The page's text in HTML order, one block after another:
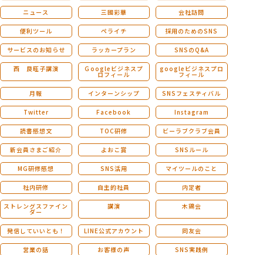
ニュース 三國彩華 会社訪問
便利ツール ペライチ 採用のためのSNS
サービスのお知らせ ラッカープラン SNSのQ&A
西 良旺子講演 Ｇoogleビジネスプ
ロフィール
googleビジネスプロ
フィール
月報 インターンシップ SNSフェスティバル
Twitter Facebook Instagram
読書感想文 TOC研修 ビーラブクラブ会員
新会員さまご紹介 よおこ賞 SNSルール
MG研修感想 SNS活用 マイツールのこと
社内研修 自主的社員 内定者
ストレングスファイン
ダー
講演 木鶏会
発信していいとも！ LINE公式アカウント 同友会
営業の話 お客様の声 SNS実践例